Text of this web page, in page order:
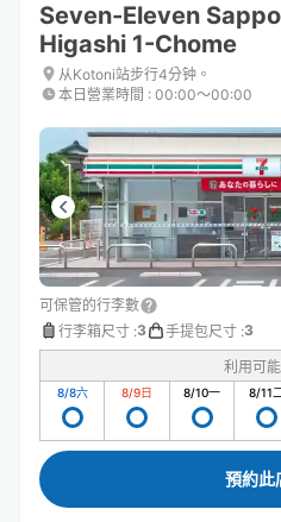
keyboard
shortcuts
for
changing
keyboard
shortcuts
for
changing
Seven-Eleven
Higashi 1-Chome
从Kotoni站步行4分钟。
本日營業時間 : 00:00〜00:00
可保管的行李數
行李箱尺寸 :3 手提包尺寸 :3
利用可
8/8六 8/9日 8/10一 8/11
預約此